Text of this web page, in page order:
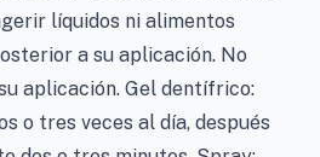
líquidos ni alimentos
a su aplicación. No
aplicación. Gel dentífrico:
o tres veces al día, después